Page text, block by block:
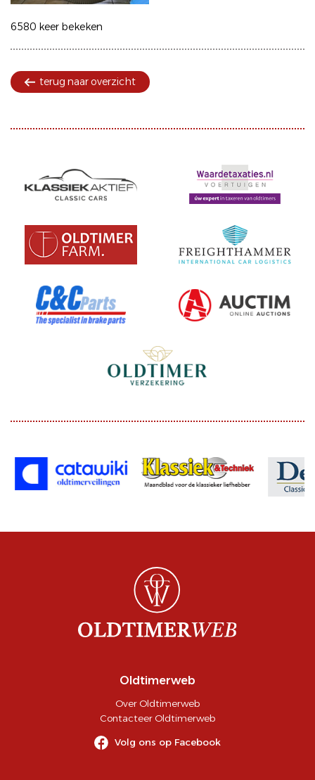
6580 keer bekeken
terug naar overzicht
Oldtimerweb
Over Oldtimerweb
Contacteer Oldtimerweb
Volg ons op Facebook